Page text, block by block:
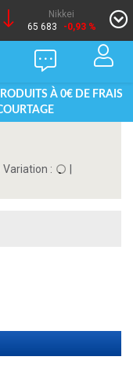
Nikkei
65 683
-0,93 %
À 0€ DE FRAIS
Variation :